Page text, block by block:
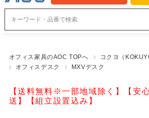
オフィス家具のAOC TOPへ
コクヨ（
オフィスデスク
MXVデスク
【送料無料※一部地域除く】【安
送】【組立設置込み】